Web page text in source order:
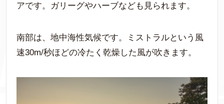
アです。ガリーグやハーブなども見られます。
南部は、地中海性気候です。ミストラルという風
速30m/秒ほどの冷たく乾燥した風が吹きます。